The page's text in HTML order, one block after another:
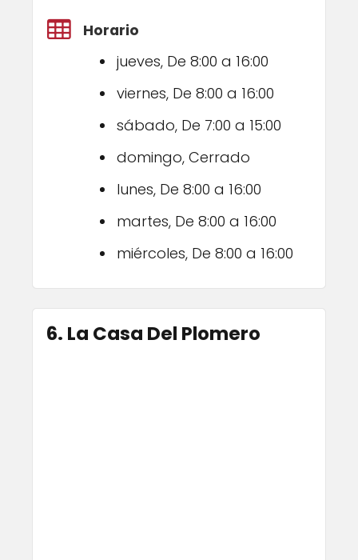
Horario
jueves, De 8:00 a 16:00
viernes, De 8:00 a 16:00
sábado, De 7:00 a 15:00
domingo, Cerrado
lunes, De 8:00 a 16:00
martes, De 8:00 a 16:00
miércoles, De 8:00 a 16:00
6. La Casa Del Plomero